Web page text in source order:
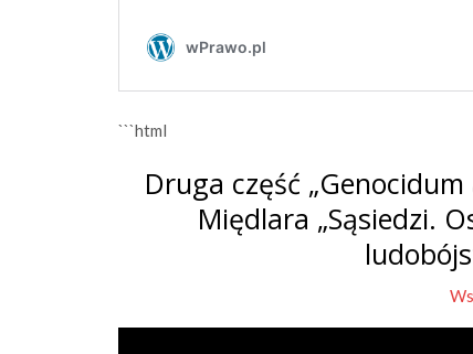
```html
Druga część
Międlara „Sąsiedzi.